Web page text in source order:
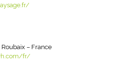
– France
fr/